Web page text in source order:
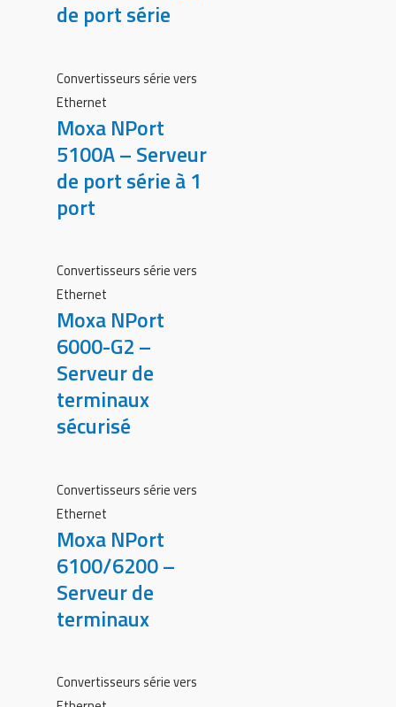
de port série
Convertisseurs série vers
Ethernet
Moxa NPort
5100A – Serveur
de port série à 1
port
Convertisseurs série vers
Ethernet
Moxa NPort
6000-G2 –
Serveur de
terminaux
sécurisé
Convertisseurs série vers
Ethernet
Moxa NPort
6100/6200 –
Serveur de
terminaux
Convertisseurs série vers